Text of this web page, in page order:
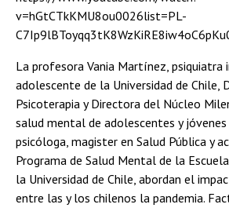
v=hGtCTkKMU8ou0026list=PL-
La profesora Vania Martínez,
adolescente de la Universidad de Chile,
Psicoterapia y Directora del Núcleo
salud mental de adolescentes y
psicóloga, magister en Salud Pública y
Programa de Salud Mental de la
la Universidad de Chile, abordan el
entre las y los chilenos la pandemia.